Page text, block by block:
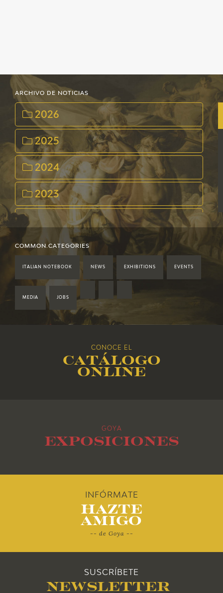
ARCHIVO DE NOTICIAS
2026
2025
2024
2023
2022
2021
2019
2018
COMMON.CATEGORIES
ITALIAN NOTEBOOK NEWS EXHIBITIONS EVENTS
MEDIA JOBS
CONOCE EL
Catálogo
online
GOYA
Exposiciones
INFÓRMATE
Hazte
Amigo
-- de Goya --
SUSCRÍBETE
Newsletter